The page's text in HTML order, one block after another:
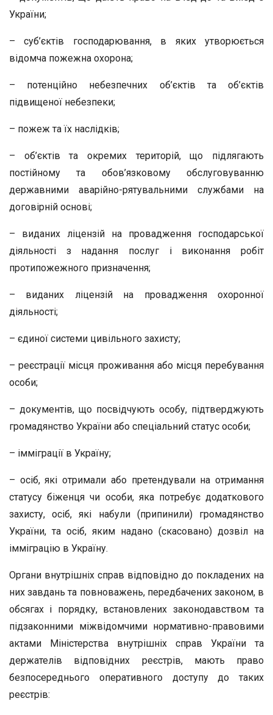
України;
– суб’єктів господарювання, в яких утворюється
відомча пожежна охорона;
– потенційно небезпечних об’єктів та об’єктів
підвищеної небезпеки;
– пожеж та їх наслідків;
– об’єктів та окремих територій, що підлягають
постійному та обов’язковому обслуговуванню
державними аварійно-рятувальними службами на
договірній основі;
– виданих ліцензій на провадження господарської
діяльності з надання послуг і виконання робіт
протипожежного призначення;
– виданих ліцензій на провадження охоронної
діяльності;
– єдиної системи цивільного захисту;
– реєстрації місця проживання або місця перебування
особи;
– документів, що посвідчують особу, підтверджують
громадянство України або спеціальний статус особи;
– імміграції в Україну;
– осіб, які отримали або претендували на отримання
статусу біженця чи особи, яка потребує додаткового
захисту, осіб, які набули (припинили) громадянство
України, та осіб, яким надано (скасовано) дозвіл на
імміграцію в Україну.
Органи внутрішніх справ відповідно до покладених на
них завдань та повноважень, передбачених законом, в
обсягах і порядку, встановлених законодавством та
підзаконними міжвідомчими нормативно-правовими
актами Міністерства внутрішніх справ України та
держателів відповідних реєстрів, мають право
безпосереднього оперативного доступу до таких
реєстрів: